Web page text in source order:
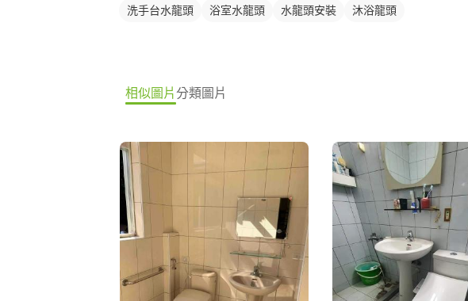
洗手台水龍頭 浴室水龍頭 水龍頭安裝 沐浴龍頭
相似圖片分類圖片